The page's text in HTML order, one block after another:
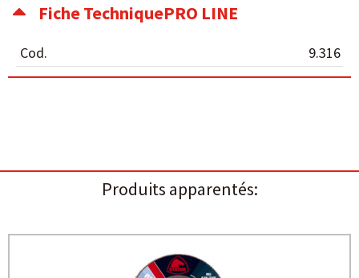
Fiche TechniquePRO LINE
Cod. 9.316
Produits apparentés: